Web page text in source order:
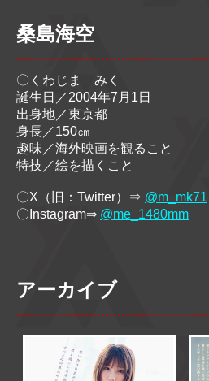
桑島海空
〇くわじま みく
誕生日／2004年7月1日
出身地／東京都
身長／150㎝
趣味／海外映画を観ること
特技／絵を描くこと
〇X（旧：Twitter）⇒ @m_mk71
〇Instagram⇒ @me_1480mm
アーカイブ